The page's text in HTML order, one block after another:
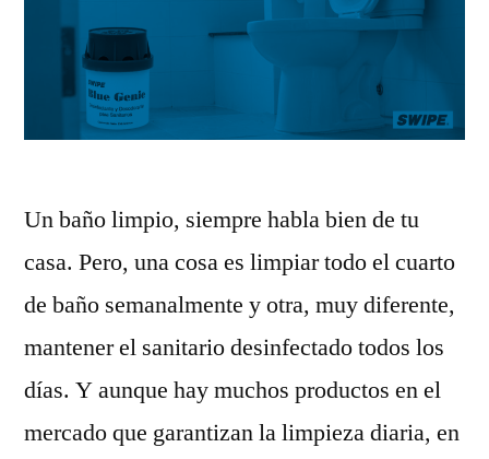
Un baño limpio, siempre habla bien de tu
casa. Pero, una cosa es limpiar todo el cuarto
de baño semanalmente y otra, muy diferente,
mantener el sanitario desinfectado todos los
días. Y aunque hay muchos productos en el
mercado que garantizan la limpieza diaria, en